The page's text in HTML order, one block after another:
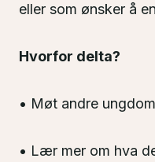
eller som ønsker å
Hvorfor delta?
• Møt andre
• Lær mer om hva